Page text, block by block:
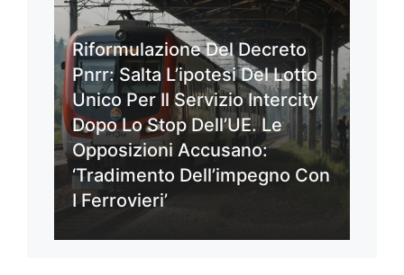
Riformulazione Del Decreto
Pnrr: Salta L’ipotesi Del Lotto
Unico Per Il Servizio Intercity
Dopo Lo Stop Dell’UE. Le
Opposizioni Accusano:
‘Tradimento Dell’impegno Con
I Ferrovieri’